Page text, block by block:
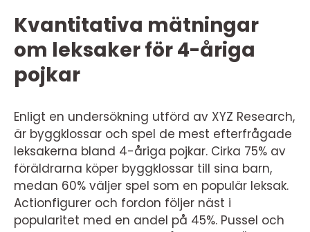
Kvantitativa mätningar
om leksaker för 4-åriga
pojkar
Enligt en undersökning utförd av XYZ Research,
är byggklossar och spel de mest efterfrågade
leksakerna bland 4-åriga pojkar. Cirka 75% av
föräldrarna köper byggklossar till sina barn,
medan 60% väljer spel som en populär leksak.
Actionfigurer och fordon följer näst i
popularitet med en andel på 45%. Pussel och